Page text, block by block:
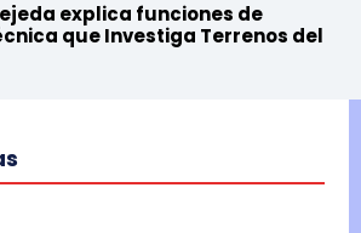
explica funciones de
que Investiga Terrenos del